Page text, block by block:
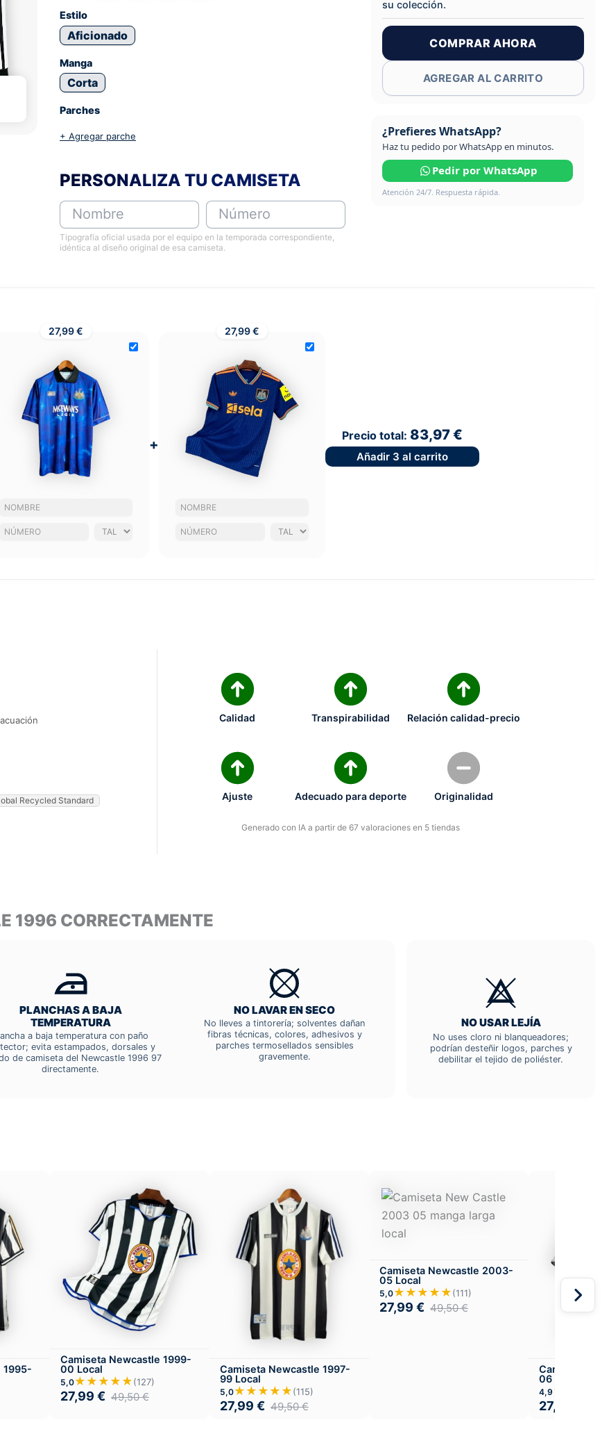
Estilo
Aficionado
Manga
Corta
Parches
+ Agregar parche
PERSONALIZA TU CAMISETA
Nombre Número
Tipografía oficial usada por el equipo en la temporada correspondiente,
idéntica al diseño original de esa camiseta.
su colección.
COMPRAR AHORA
AGREGAR AL CARRITO
¿Prefieres WhatsApp?
Haz tu pedido por WhatsApp en minutos.
Pedir por WhatsApp
Atención 24/7. Respuesta rápida.
27,99 €
+
27,99 €
Precio total: 83,97 €
Añadir 3 al carrito
Recycled Standard
Calidad Transpirabilidad Relación calidad-precio
Ajuste Adecuado para deporte Originalidad
Generado con IA a partir de 67 valoraciones en 5 tiendas
1996 CORRECTAMENTE
PLANCHAS A BAJA
TEMPERATURA
a baja temperatura con paño
evita estampados, dorsales y
de camiseta del Newcastle 1996 97
directamente.
NO LAVAR EN SECO
No lleves a tintorería; solventes dañan
fibras técnicas, colores, adhesivos y
parches termosellados sensibles
gravemente.
NO USAR LEJÍA
No uses cloro ni blanqueadores;
podrían desteñir logos, parches y
debilitar el tejido de poliéster.
1995-
Camiseta Newcastle 1999-
00 Local
5,0★★★★★(127)
27,99 € 49,50€
Camiseta Newcastle 1997-
99 Local
5,0★★★★★(115)
27,99 € 49,50€
Camiseta Newcastle 2003-
05 Local
5,0★★★★★(111)
27,99 € 49,50€
Camiseta
06 Local
4,9
27,99